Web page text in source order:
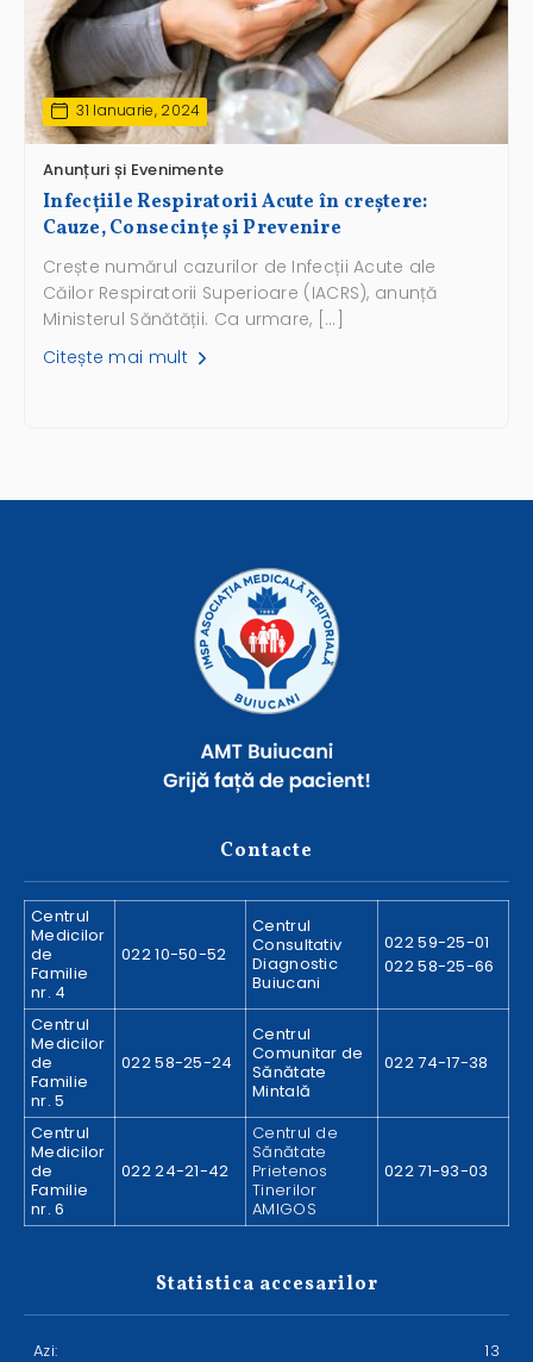
31 Ianuarie, 2024
Anunțuri și Evenimente
Infecțiile Respiratorii Acute în creștere:
Cauze, Consecințe și Prevenire
Crește numărul cazurilor de Infecții Acute ale
Căilor Respiratorii Superioare (IACRS), anunță
Ministerul Sănătății. Ca urmare, […]
Citește mai mult
Contacte
Centrul
Medicilor
de
Familie
nr. 4
022 10-50-52
Centrul
Consultativ
Diagnostic
Buiucani
022 59-25-01
022 58-25-66
Centrul
Medicilor
de
Familie
nr. 5
022 58-25-24
Centrul
Comunitar de
Sănătate
Mintală
022 74-17-38
Centrul
Medicilor
de
Familie
nr. 6
022 24-21-42
Centrul de
Sănătate
Prietenos
Tinerilor
AMIGOS
022 71-93-03
Statistica accesarilor
Azi: 13